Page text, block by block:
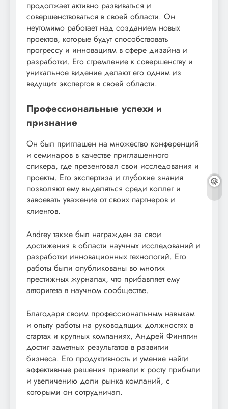
продолжает активно развиваться и
совершенствоваться в своей области. Он
неутомимо работает над созданием новых
проектов, которые будут способствовать
прогрессу и инновациям в сфере дизайна и
разработки. Его стремление к совершенству и
уникальное видение делают его одним из
ведущих экспертов в своей области.
Профессиональные успехи и
признание
Он был приглашен на множество конференций
и семинаров в качестве приглашенного
спикера, где презентовал свои исследования и
проекты. Его экспертиза и глубокие знания
позволяют ему выделяться среди коллег и
завоевать уважение от своих партнеров и
клиентов.
Andrey также был награжден за свои
достижения в области научных исследований и
разработки инновационных технологий. Его
работы были опубликованы во многих
престижных журналах, что прибавляет ему
авторитета в научном сообществе.
Благодаря своим профессиональным навыкам
и опыту работы на руководящих должностях в
стартах и крупных компаниях, Андрей Финягин
достиг заметных результатов в развитии
бизнеса. Его продуктивность и умение найти
эффективные решения привели к росту прибыли
и увеличению доли рынка компаний, с
которыми он сотрудничал.